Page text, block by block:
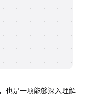
也是一项能够深入理解